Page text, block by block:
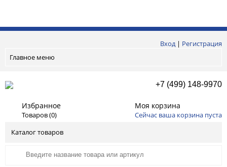
Вход| Регистрация
Главное меню
+7 (499) 148-9970
Избранное
Товаров (0)
Моя корзина
Сейчас ваша корзина пуста
Каталог товаров